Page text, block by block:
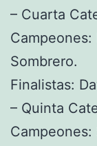
– Cuarta
Sombrero.
Finalistas:
– Quinta
Campeones: